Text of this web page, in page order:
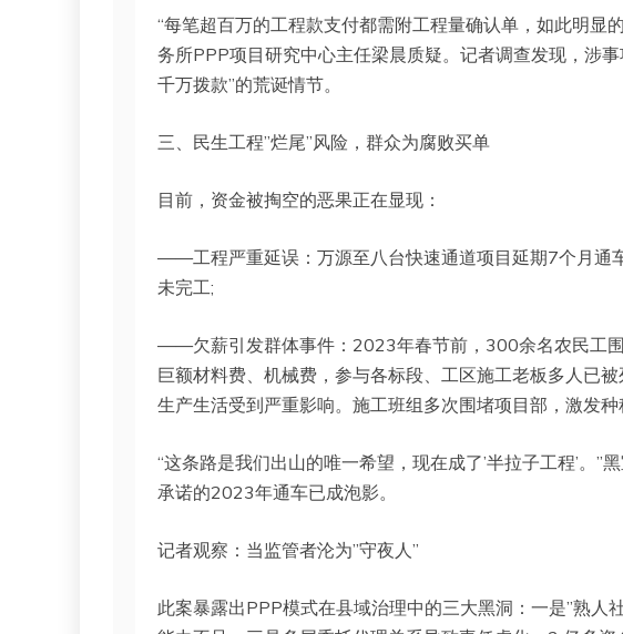
“每笔超百万的工程款支付都需附工程量确认单，如此明显
务所PPP项目研究中心主任梁晨质疑。记者调查发现，涉
千万拨款”的荒诞情节。
三、民生工程”烂尾”风险，群众为腐败买单
目前，资金被掏空的恶果正在显现：
——工程严重延误：万源至八台快速通道项目延期7个月通
未完工;
——欠薪引发群体事件：2023年春节前，300余名农民工
巨额材料费、机械费，参与各标段、工区施工老板多人已
生产生活受到严重影响。施工班组多次围堵项目部，激发种
“这条路是我们出山的唯一希望，现在成了’半拉子工程’。”
承诺的2023年通车已成泡影。
记者观察：当监管者沦为”守夜人”
此案暴露出PPP模式在县域治理中的三大黑洞：一是”熟人